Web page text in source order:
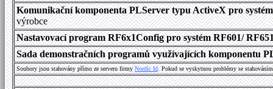
Komunikační komponenta PLServer typu ActiveX pro
výrobce
Nastavovací program RF6x1Config pro systém RF601/
Sada demonstračních programů využívajících komponentu
Soubory jsou stahovány přímo ze serveru firmyNordic Id. Pokud se vyskytnou problémy se